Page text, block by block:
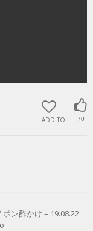
ADD TO 70
ン酢かけ – 19.08.22